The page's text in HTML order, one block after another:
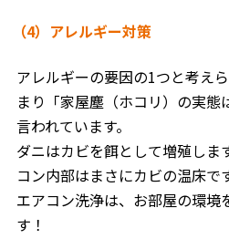
（4）アレルギー対策
アレルギーの要因の1つと考え
まり「家屋塵（ホコリ）の実態
言われています。
ダニはカビを餌として増殖しま
コン内部はまさにカビの温床で
エアコン洗浄は、お部屋の環境
す！